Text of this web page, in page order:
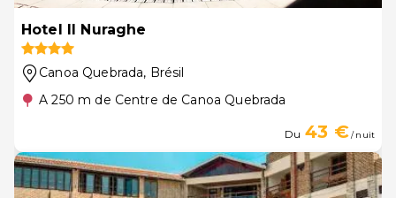
Hotel Il Nuraghe
Canoa Quebrada, Brésil
A 250 m de Centre de Canoa Quebrada
Du 43 €/ nuit